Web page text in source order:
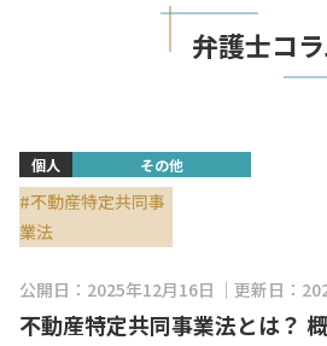
弁護士コ
個人 その他
#不動産特定共同事
業法
公開日：2025年12月16日 更新日：
不動産特定共同事業法とは？